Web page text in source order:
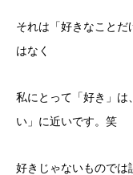
それは「好きなこと
はなく
私にとって「好き」は
い」に近いです。笑
好きじゃないものでは